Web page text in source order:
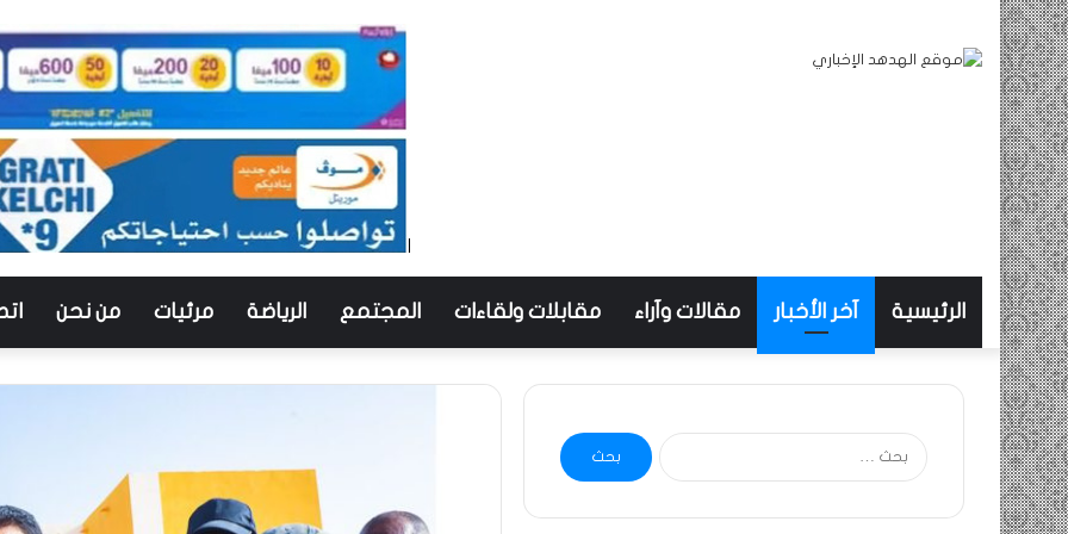
الرئيسية آخر الأخبار مقالات وآراء مقابلات ولقاءات المجتمع الرياضة مرئيات من نحن
البحث
عن: